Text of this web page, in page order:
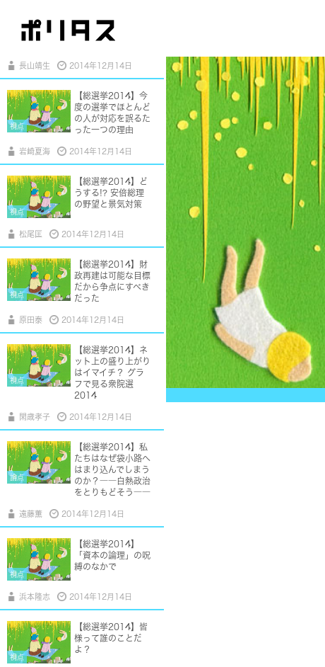
視点
議制民主主義の欠陥
を踏まえ、最大限の
活用を
長山靖生 2014年12月14日
視点
【総選挙2014】今
度の選挙でほとんど
の人が対応を誤るた
った一つの理由
岩崎夏海 2014年12月14日
視点
【総選挙2014】ど
うする!? 安倍総理
の野望と景気対策
松尾匡 2014年12月14日
視点
【総選挙2014】財
政再建は可能な目標
だから争点にすべき
だった
原田泰 2014年12月14日
視点
【総選挙2014】ネ
ット上の盛り上がり
はイマイチ？ グラ
フで見る衆院選
2014
閑歳孝子 2014年12月14日
論点
【総選挙2014】私
たちはなぜ袋小路へ
はまり込んでしまう
のか？――白熱政治
をとりもどそう――
遠藤薫 2014年12月14日
視点
【総選挙2014】
「資本の論理」の呪
縛のなかで
浜本隆志 2014年12月14日
視点
【総選挙2014】皆
様って誰のことだ
よ？